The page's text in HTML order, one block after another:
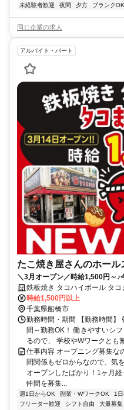
未経験者歓迎
夜間 夕方 ブランクOK
同じ企業の求人
アルバイト・パート
たこ焼き屋さんのホール
＼3月オープン／時給1,500円～
鉄板焼き タコハイボール タコ
時給1,500円以上
千葉県船橋市
勤務時間・期間 【勤務時間】
間～勤務OK！ 働きやすいシ
るので、 学校やWワークとも
仕事内容 オープニング募集
間関係もゼロからなので、気
オープンしたばかり！1ヶ月
仲間を募集...
週1日からOK 副業・WワークOK 1
フリーター歓迎
シフト自由 大量募集